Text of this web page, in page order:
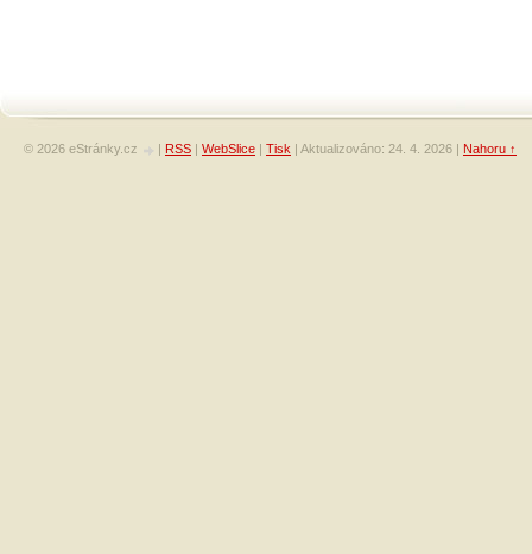
© 2026 eStránky.cz | RSS | WebSlice | Tisk | Aktualizováno: 24. 4. 2026 | Nahoru ↑